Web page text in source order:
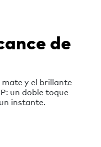
de
y el brillante
un doble toque
instante.